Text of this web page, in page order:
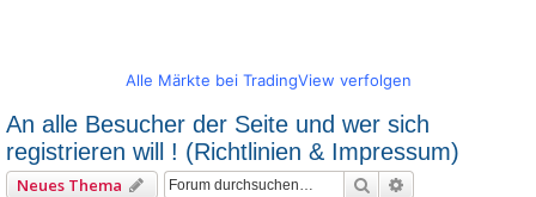
Alle Märkte bei TradingView verfolgen
An alle Besucher der Seite und wer sich
registrieren will ! (Richtlinien & Impressum)
Neues Thema Suche